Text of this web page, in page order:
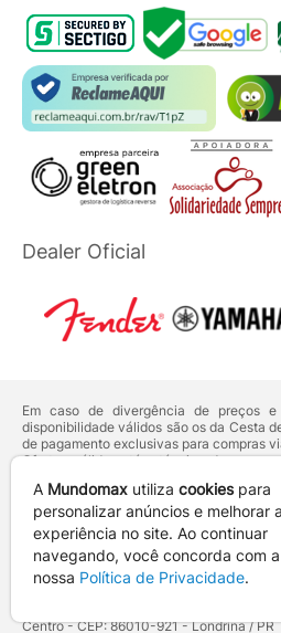
Dealer Oficial
Em caso de divergência de preços
disponibilidade válidos são os da Cesta
de pagamento exclusivas para compras
Ofertas válidas até o término de nossos
deVenda Corporativa.
Os preços apresentados no site
qualquer outro meio de comunicação
Defesa do Consumidor:Lei nº 8.078.
Vendas sujeitas à confirmação de dados
Centro - CEP: 86010-921 - Londrina / PR
A Mundomax utiliza cookiespara
personalizar anúncios e melhorar
experiência no site. Ao continuar
navegando, você concorda com a
nossa Política de Privacidade.